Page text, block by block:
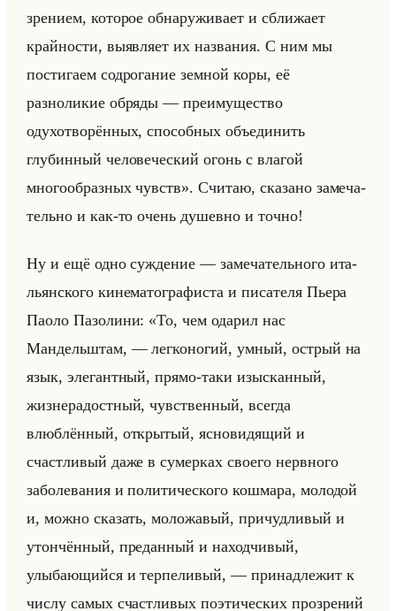
зрением, которое обнаруживает и сближает
крайности, выявляет их названия. С ним мы
постигаем содрогание земной коры, её
разноликие обряды — преимущество
одухотворённых, способных объединить
глубинный человеческий огонь с влагой
многообразных чувств». Счи­таю, ска­за­но за­ме­ча­
тельно и как-то очень ду­шев­но и точно!
Ну и ещё одно суж­де­ние — за­ме­ча­тельно­го ита­
льян­ско­го ки­не­ма­то­гра­фи­ста и пи­са­те­ля Пьера
Паоло Па­зо­ли­ни: «То, чем одарил нас
Мандельштам, — легконогий, умный, острый на
язык, элегантный, прямо-таки изысканный,
жизнерадостный, чувственный, всегда
влюблённый, открытый, ясновидящий и
счастливый даже в сумерках своего нервного
заболевания и политического кошмара, молодой
и, можно сказать, моложавый, причудливый и
утончённый, преданный и находчивый,
улыбающийся и терпеливый, — принадлежит к
числу самых счастливых поэтических прозрений